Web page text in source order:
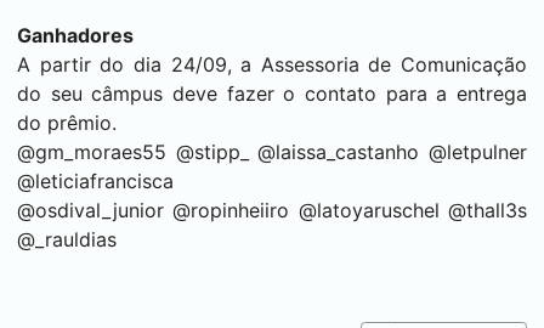
Ganhadores
A partir do dia 24/09, a Assessoria de Comunicação
do seu câmpus deve fazer o contato para a entrega
do prêmio.
@gm_moraes55 @stipp_ @laissa_castanho @letpulner
@leticiafrancisca
@osdival_junior @ropinheiiro @latoyaruschel @thall3s
@_rauldias